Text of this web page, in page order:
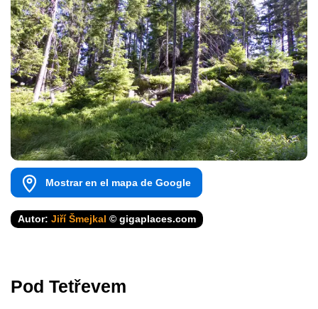
Mostrar en el mapa de Google
Autor: Jiří Šmejkal © gigaplaces.com
Pod Tetřevem